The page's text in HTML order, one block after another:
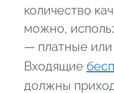
количество
можно,
— платные
Входящие
должны